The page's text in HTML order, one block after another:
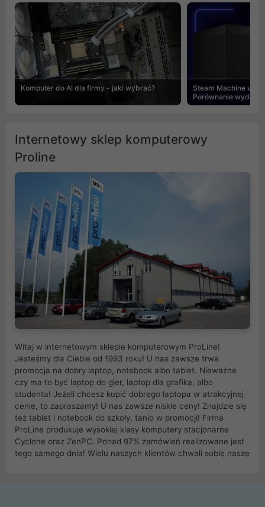
Komputer do AI dla firmy - jaki wybrać?
Steam Machine vs
Porównanie
Internetowy sklep komputerowy
Proline
Witaj w internetowym sklepie komputerowym ProLine!
Jesteśmy dla Ciebie od 1993 roku! U nas zawsze trwa
promocja na dobry laptop, notebook albo tablet. Nieważne
czy ma to być laptop do gier, laptop dla grafika, albo
studenta! Jeżeli chcesz kupić dobrego laptopa w atrakcyjnej
cenie, to zapraszamy! U nas zawsze niskie ceny! Znajdzie się
też tablet i notebook do szkoły, tanio w promocji! Firma
ProLine produkuje wysokiej klasy komputery stacjonarne
Cyclone oraz ZenPC. Ponad 97% zamówień realizowane jest
tego samego dnia! Wielu naszych klientów chwali sobie nasze